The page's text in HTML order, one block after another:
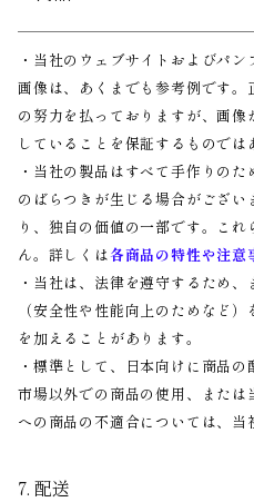
・当社のウェブサイトおよびパ
画像は、あくまでも参考例です
の努力を払っておりますが、画
していることを保証するものでは
・当社の製品はすべて手作りの
のばらつきが生じる場合がござ
り、独自の価値の一部です。こ
ん。詳しくは各商品の特性や注意
・当社は、法律を遵守するため
（安全性や性能向上のためなど
を加えることがあります。
・標準として、日本向けに商品
市場以外での商品の使用、また
への商品の不適合については、当
7. 配送